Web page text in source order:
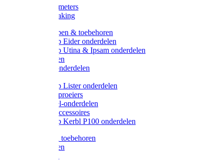
Wegers en meters
Video bewaking
Weidepompen & toebehoren
Weidepomp Eider onderdelen
Weidepomp Utina & Ipsam onderdelen
Drinkbakken
Drinkbak onderdelen
Weidepomp Lister onderdelen
Nippels / Sproeiers
Drinknippel-onderdelen
Drinkbak accessoires
Weidepomp Kerbl P100 onderdelen
Oormerken toebehoren
Enkelbanden